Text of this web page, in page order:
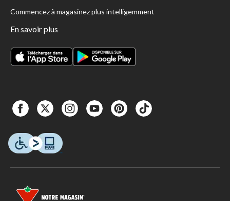
Commencez à magasinez plus intelligemment
En savoir plus